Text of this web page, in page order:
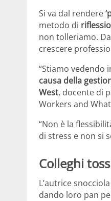
Si va dal rendere
metodo di
non tolleriamo.
crescere
“Stiamo vedendo
causa della
West, docente di
Workers and
“Non è la
di stress e non si
Colleghi
L’autrice snocciola
dando loro pan